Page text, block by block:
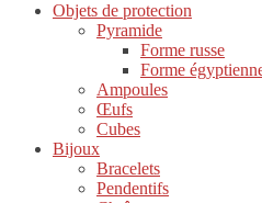
Objets de protection
Pyramide
Forme russe
Forme
Ampoules
Œufs
Cubes
Bijoux
Bracelets
Pendentifs